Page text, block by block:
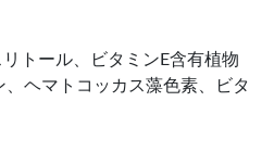
トール、ビタミンE含有植物
ヘマトコッカス藻色素、ビタ